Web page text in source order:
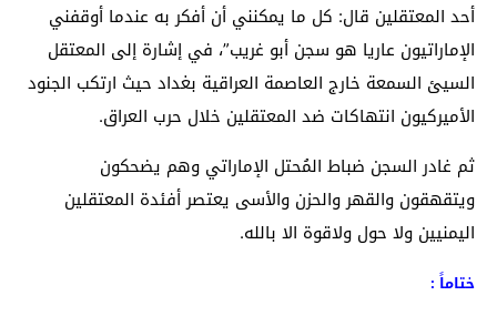
أحد المعتقلين قال: كل ما يمكنني أن أفكر به عندما أوقفني
الإماراتيون عاريا هو سجن أبو غريب”، في إشارة إلى المعتقل
السيئ السمعة خارج العاصمة العراقية بغداد حيث ارتكب الجنود
الأميركيون انتهاكات ضد المعتقلين خلال حرب العراق.
ثم غادر السجن ضباط المُحتل الإماراتي وهم يضحكون
ويتقهقون والقهر والحزن والأسى يعتصر أفئدة المعتقلين
اليمنيين ولا حول ولاقوة الا بالله.
ختاماً :